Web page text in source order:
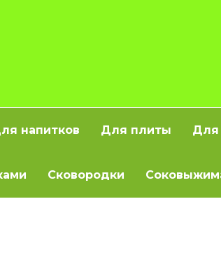
напитков Для плиты Для
Сковородки